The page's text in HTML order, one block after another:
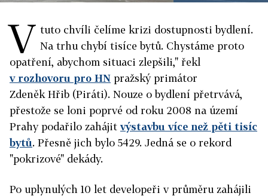
V tuto chvíli čelíme krizi dostupnosti bydlení.
Na trhu chybí tisíce bytů. Chystáme proto
opatření, abychom situaci zlepšili," řekl
v rozhovoru pro HN pražský primátor
Zdeněk Hřib (Piráti). Nouze o bydlení přetrvává,
přestože se loni poprvé od roku 2008 na území
Prahy podařilo zahájitvýstavbu více než pěti tisíc
bytů. Přesně jich bylo 5429. Jedná se o rekord
"pokrizové" dekády.
Po uplynulých 10 let developeři v průměru zahájili